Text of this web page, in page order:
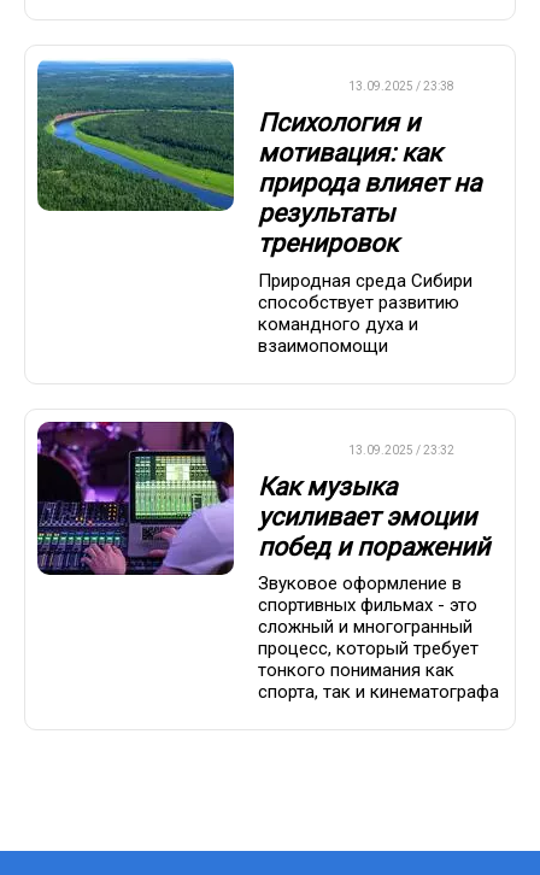
13.09.2025 / 23:38
Психология и
мотивация: как
природа влияет на
результаты
тренировок
Природная среда Сибири
способствует развитию
командного духа и
взаимопомощи
13.09.2025 / 23:32
Как музыка
усиливает эмоции
побед и поражений
Звуковое оформление в
спортивных фильмах - это
сложный и многогранный
процесс, который требует
тонкого понимания как
спорта, так и кинематографа